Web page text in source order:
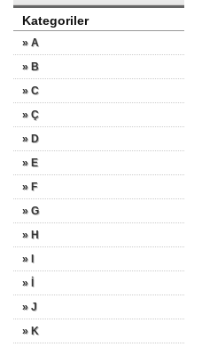
Kategoriler
» A
» B
» C
» Ç
» D
» E
» F
» G
» H
» I
» İ
» J
» K